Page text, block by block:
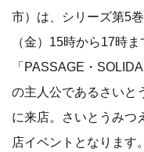
市）は、シリーズ第5
（金）15時から17時
「PASSAGE・
の主人公であるさいと
に来店。さいとうみつ
店イベントとなります。